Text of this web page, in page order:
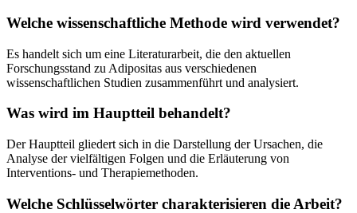
Welche wissenschaftliche Methode wird verwendet?
Es handelt sich um eine Literaturarbeit, die den aktuellen
Forschungsstand zu Adipositas aus verschiedenen
wissenschaftlichen Studien zusammenführt und analysiert.
Was wird im Hauptteil behandelt?
Der Hauptteil gliedert sich in die Darstellung der Ursachen, die
Analyse der vielfältigen Folgen und die Erläuterung von
Interventions- und Therapiemethoden.
Welche Schlüsselwörter charakterisieren die Arbeit?